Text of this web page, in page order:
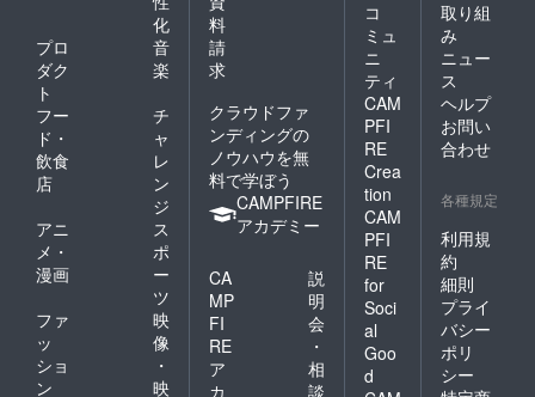
化
プロ
ダク
ト
音
楽
フー
ド・
飲食
店
チ
ャ
レ
ン
ジ
アニ
メ・
漫画
ス
ポ
ー
ツ
ファ
ッ
ショ
ン
映
像
・
映
料
請
求
クラウドファ
ンディングの
ノウハウを無
料で学ぼう
CAMPFIRE
アカデミー
CA
MP
FI
RE
ア
カ
説
明
会
・
相
談
コ
ミュ
ニ
ティ
CAM
PFI
RE
Crea
tion
CAM
PFI
RE
for
Soci
al
Goo
d
取り組
み
ニュー
ス
ヘルプ
お問い
合わせ
各種規定
利用規
約
細則
プライ
バシー
ポリ
シー